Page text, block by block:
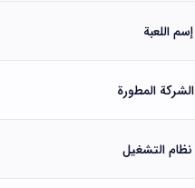
إسم اللعبة
الشركة المطورة
نظام التشغيل